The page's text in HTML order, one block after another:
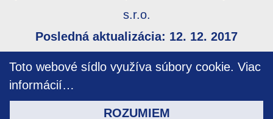
Toto webové sídlo využíva súbory cookie. Viac
informácií…
ROZUMIEM
s.r.o.
Posledná aktualizácia: 12. 12. 2017
prístupnosti